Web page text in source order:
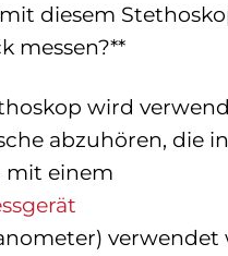
diesem
messen?**
wird
abzuhören, die in
mit einem
verwendet